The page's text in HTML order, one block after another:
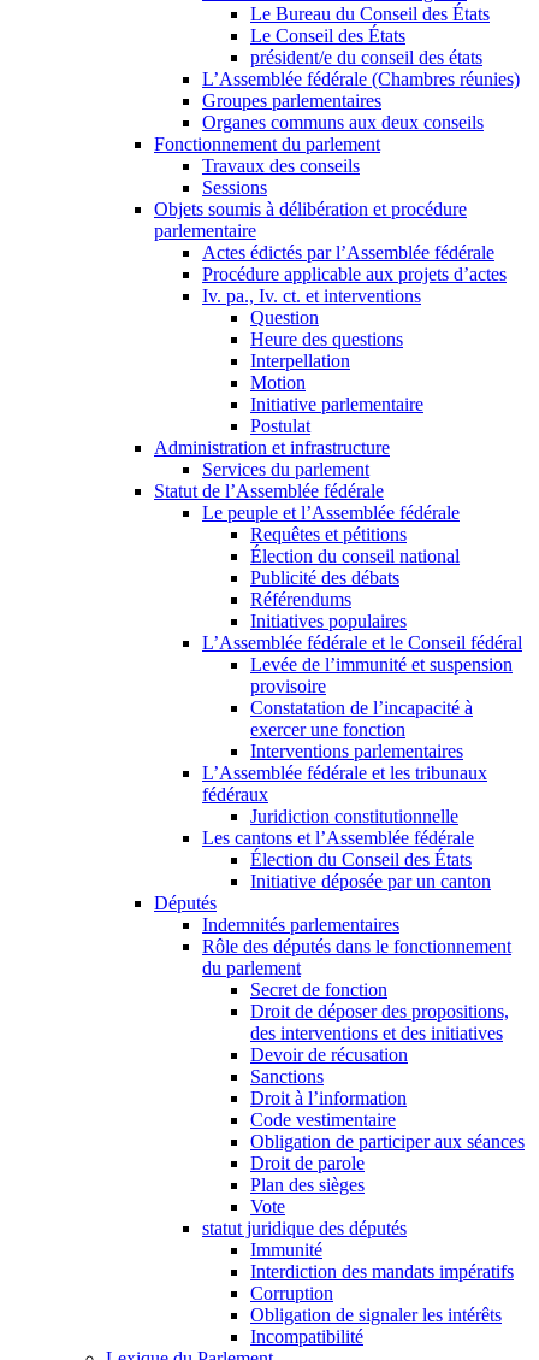
Le Bureau du Conseil des États
Le Conseil des États
président/e du conseil des états
L’Assemblée fédérale (Chambres réunies)
Groupes parlementaires
Organes communs aux deux conseils
Fonctionnement du parlement
Travaux des conseils
Sessions
Objets soumis à délibération et procédure
parlementaire
Actes édictés par l’Assemblée fédérale
Procédure applicable aux projets d’actes
Iv. pa., Iv. ct. et interventions
Question
Heure des questions
Interpellation
Motion
Initiative parlementaire
Postulat
Administration et infrastructure
Services du parlement
Statut de l’Assemblée fédérale
Le peuple et l’Assemblée fédérale
Requêtes et pétitions
Élection du conseil national
Publicité des débats
Référendums
Initiatives populaires
L’Assemblée fédérale et le Conseil fédéral
Levée de l’immunité et suspension
provisoire
Constatation de l’incapacité à
exercer une fonction
Interventions parlementaires
L’Assemblée fédérale et les tribunaux
fédéraux
Juridiction constitutionnelle
Les cantons et l’Assemblée fédérale
Élection du Conseil des États
Initiative déposée par un canton
Députés
Indemnités parlementaires
Rôle des députés dans le fonctionnement
du parlement
Secret de fonction
Droit de déposer des propositions,
des interventions et des initiatives
Devoir de récusation
Sanctions
Droit à l’information
Code vestimentaire
Obligation de participer aux séances
Droit de parole
Plan des sièges
Vote
statut juridique des députés
Immunité
Interdiction des mandats impératifs
Corruption
Obligation de signaler les intérêts
Incompatibilité